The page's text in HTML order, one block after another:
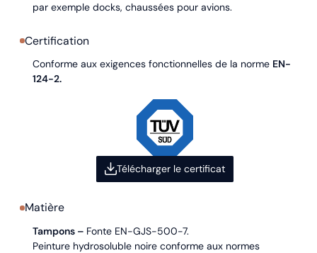
par exemple docks, chaussées pour avions.
Certification
Conforme aux exigences fonctionnelles de la norme EN-
124-2.
Télécharger le certificat
Matière
Tampons – Fonte EN-GJS-500-7.
Peinture hydrosoluble noire conforme aux normes